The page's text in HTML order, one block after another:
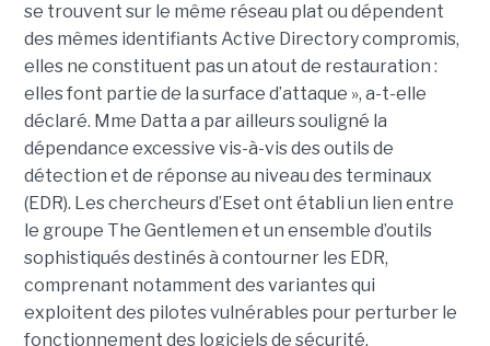
se trouvent sur le même réseau plat ou dépendent
des mêmes identifiants Active Directory compromis,
elles ne constituent pas un atout de restauration :
elles font partie de la surface d’attaque », a-t-elle
déclaré. Mme Datta a par ailleurs souligné la
dépendance excessive vis-à-vis des outils de
détection et de réponse au niveau des terminaux
(EDR). Les chercheurs d’Eset ont établi un lien entre
le groupe The Gentlemen et un ensemble d’outils
sophistiqués destinés à contourner les EDR,
comprenant notamment des variantes qui
exploitent des pilotes vulnérables pour perturber le
fonctionnement des logiciels de sécurité.